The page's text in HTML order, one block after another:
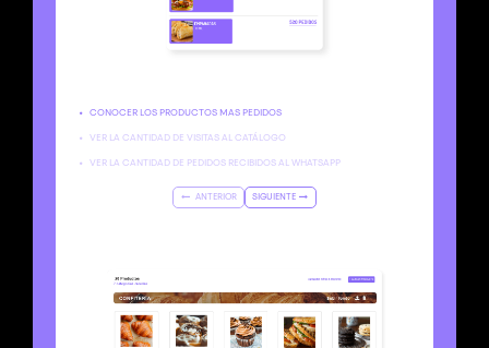
• CONOCER LOS PRODUCTOS MAS PEDIDOS
• VER LA CANTIDAD DE VISITAS AL CATÁLOGO
• VER LA CANTIDAD DE PEDIDOS RECIBIDOS AL WHATSAPP
ANTERIOR SIGUIENTE